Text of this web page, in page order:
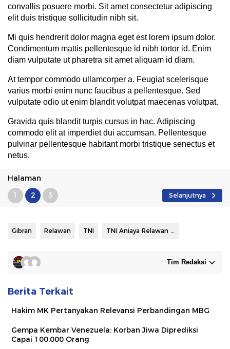
convallis posuere morbi. Sit amet consectetur adipiscing
elit duis tristique sollicitudin nibh sit.
Mi quis hendrerit dolor magna eget est lorem ipsum dolor.
Condimentum mattis pellentesque id nibh tortor id. Enim
diam vulputate ut pharetra sit amet aliquam id diam.
At tempor commodo ullamcorper a. Feugiat scelerisque
varius morbi enim nunc faucibus a pellentesque. Sed
vulputate odio ut enim blandit volutpat maecenas volutpat.
Gravida quis blandit turpis cursus in hac. Adipiscing
commodo elit at imperdiet dui accumsan. Pellentesque
pulvinar pellentesque habitant morbi tristique senectus et
netus.
Halaman
1
2 3 Selanjutnya
Gibran Relawan TNI TNI Aniaya Relawan Ganjar
Tim Redaksi
Berita Terkait
Hakim MK Pertanyakan Relevansi Perbandingan MBG
Gempa Kembar Venezuela: Korban Jiwa Diprediksi
Capai 100.000 Orang